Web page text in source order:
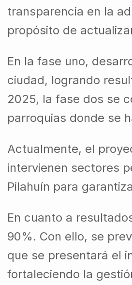
transparencia en la
propósito de
En la fase uno,
ciudad, logrando
2025, la fase dos se
parroquias donde se
Actualmente, el
intervienen sectores
Pilahuín para
En cuanto a
90%. Con ello, se
que se presentará el
fortaleciendo la